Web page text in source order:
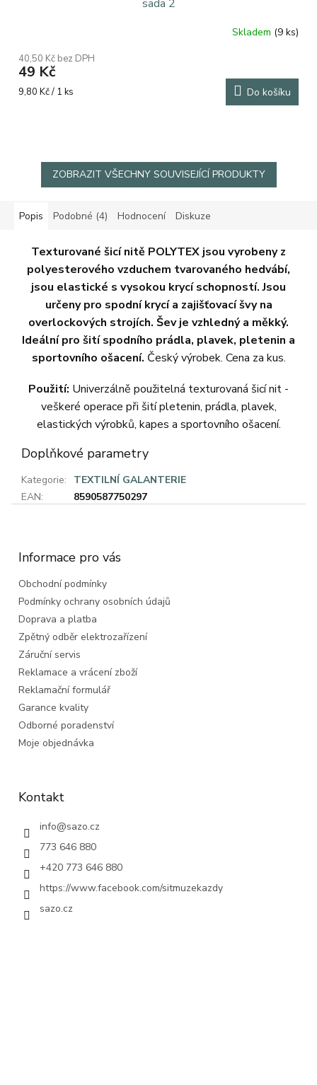
sada 2
produktu
je
5,0
Skladem (9 ks)
40,50 Kč bez DPH
49 Kč
Měrná
9,80 Kč / 1 ks Do košíku
ZOBRAZIT VŠECHNY SOUVISEJÍCÍ PRODUKTY
Popis Podobné (4) Hodnocení Diskuze
Texturované šicí nitě POLYTEX jsou vyrobeny z
polyesterového vzduchem tvarovaného hedvábí,
jsou elastické s vysokou krycí schopností. Jsou
určeny pro spodní krycí a zajišťovací švy na
overlockových strojích. Šev je vzhledný a měkký.
Ideální pro šití spodního prádla, plavek, pletenin a
sportovního ošacení. Český výrobek. Cena za kus.
Použití: Univerzálně použitelná texturovaná šicí nit -
veškeré operace při šití pletenin, prádla, plavek,
elastických výrobků, kapes a sportovního ošacení.
Doplňkové parametry
Kategorie:
TEXTILNÍ GALANTERIE
EAN: 8590587750297
Informace pro vás
Obchodní podmínky
Podmínky ochrany osobních údajů
Doprava a platba
Zpětný odběr elektrozařízení
Záruční servis
Reklamace a vrácení zboží
Reklamační formulář
Garance kvality
Odborné poradenství
Moje objednávka
Kontakt
info@sazo.cz
773 646 880
+420 773 646 880
https://www.facebook.com/sitmuzekazdy
sazo.cz